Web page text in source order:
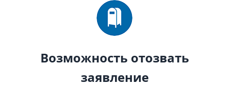
Возможность отозвать
заявление